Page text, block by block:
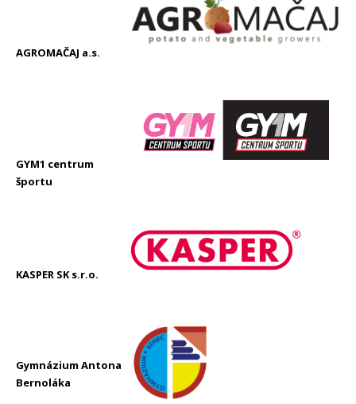
AGROMAČAJ a.s.
GYM1 centrum
športu
KASPER SK s.r.o.
Gymnázium Antona
Bernoláka